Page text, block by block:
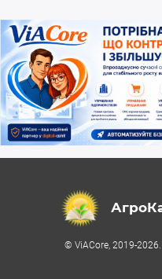
© ViACore, 2019-2026.